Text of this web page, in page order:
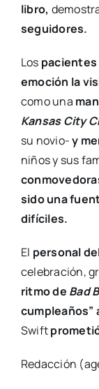
libro,
seguidores.
Los pacientes
emoción la
como una
Kansas City
su novio-y
niños y sus
sido una
difíciles.
El personal
celebración,
ritmo de Bad
cumpleaños”
Swift
Redacción